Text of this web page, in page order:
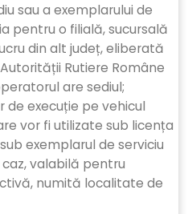
sau a exemplarului de
pentru o filială, sucursală
din alt județ, eliberată
Rutiere Române
are sediul;
de execuție pe vehicul
vor fi utilizate sub licența
exemplarul de serviciu
valabilă pentru
numită localitate de